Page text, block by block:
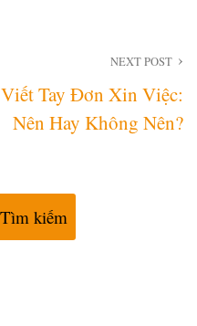
NEXT POST
Viết Tay Đơn Xin Việc:
Nên Hay Không Nên?